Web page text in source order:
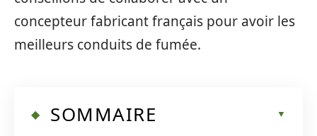
concepteur fabricant français pour avoir les
meilleurs conduits de fumée.
SOMMAIRE